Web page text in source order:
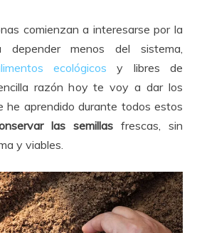
comienzan a interesarse por la
depender menos del sistema,
ecológicos y libres de
razón hoy te voy a dar los
he aprendido durante todos estos
las semillas frescas, sin
y viables.